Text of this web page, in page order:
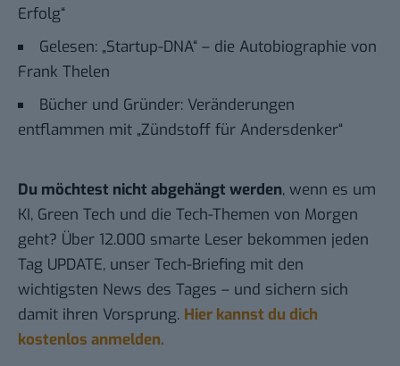
Erfolg“
Gelesen: „Startup-DNA“ – die Autobiographie von
Frank Thelen
Bücher und Gründer: Veränderungen
entflammen mit „Zündstoff für Andersdenker“
Du möchtest nicht abgehängt werden, wenn es um
KI, Green Tech und die Tech-Themen von Morgen
geht? Über 12.000 smarte Leser bekommen jeden
Tag UPDATE, unser Tech-Briefing mit den
wichtigsten News des Tages – und sichern sich
damit ihren Vorsprung. Hier kannst du dich
kostenlos anmelden.